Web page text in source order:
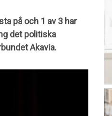
på och 1 av 3 har
det politiska
Akavia.